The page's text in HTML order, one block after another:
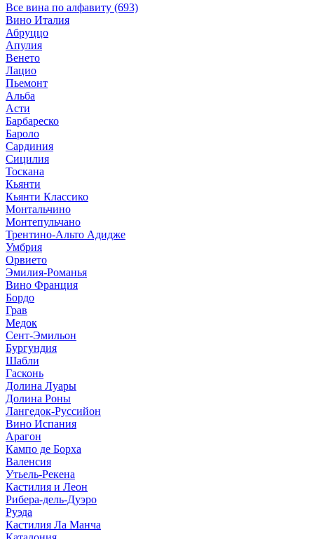
Все вина по алфавиту (693)
Вино Италия
Абруццо
Апулия
Венето
Лацио
Пьемонт
Альба
Асти
Барбареско
Бароло
Сардиния
Сицилия
Тоскана
Кьянти
Кьянти Классико
Монтальчино
Монтепульчано
Трентино-Альто Адидже
Умбрия
Орвието
Эмилия-Романья
Вино Франция
Бордо
Грав
Медок
Сент-Эмильон
Бургундия
Шабли
Гасконь
Долина Луары
Долина Роны
Лангедок-Руссийон
Вино Испания
Арагон
Кампо де Борха
Валенсия
Утьель-Рекена
Кастилия и Леон
Рибера-дель-Дуэро
Руэда
Кастилия Ла Манча